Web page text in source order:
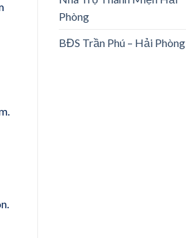
Phòng
BĐS Trần Phú – Hải Phòng